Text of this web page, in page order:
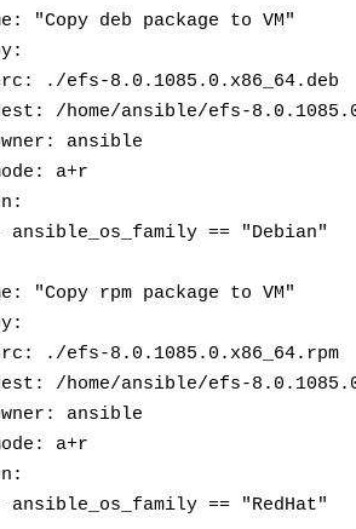
deb package to VM"
8.0.1085.0.x86_64.deb
ansible/efs-
ansible
a+r
== "Debian"
rpm package to VM"
8.0.1085.0.x86_64.rpm
ansible/efs-
ansible
a+r
== "RedHat"